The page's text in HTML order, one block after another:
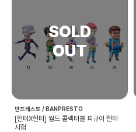
반프레스토 / BANPRESTO
[헌터X헌터] 월드 콜렉터블 피규어 헌터
시험